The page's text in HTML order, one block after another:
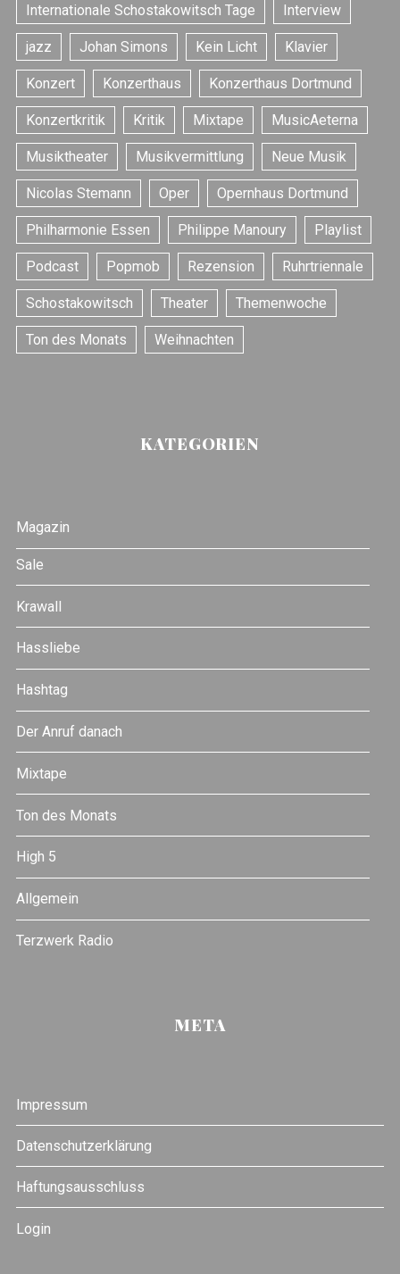
Internationale Schostakowitsch Tage Interview
jazz Johan Simons Kein Licht Klavier
Konzert Konzerthaus Konzerthaus Dortmund
Konzertkritik Kritik Mixtape MusicAeterna
Musiktheater Musikvermittlung Neue Musik
Nicolas Stemann Oper Opernhaus Dortmund
Philharmonie Essen Philippe Manoury Playlist
Podcast Popmob Rezension Ruhrtriennale
Schostakowitsch Theater Themenwoche
Ton des Monats Weihnachten
KATEGORIEN
Magazin
Sale
Krawall
Hassliebe
Hashtag
Der Anruf danach
Mixtape
Ton des Monats
High 5
Allgemein
Terzwerk Radio
META
Impressum
Datenschutzerklärung
Haftungsausschluss
Login